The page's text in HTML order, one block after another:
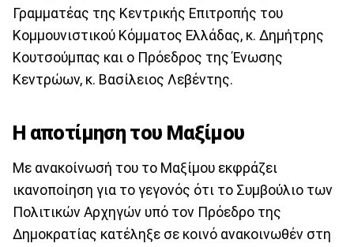
Γραμματέας της Κεντρικής Επιτροπής του
Κομμουνιστικού Κόμματος Ελλάδας, κ. Δημήτρης
Κουτσούμπας και ο Πρόεδρος της Ένωσης
Κεντρώων, κ. Βασίλειος Λεβέντης.
H αποτίμηση του Μαξίμου
Με ανακοίνωσή του το Μαξίμου εκφράζει
ικανοποίηση για το γεγονός ότι το Συμβούλιο των
Πολιτικών Αρχηγών υπό τον Πρόεδρο της
Δημοκρατίας κατέληξε σε κοινό ανακοινωθέν στη